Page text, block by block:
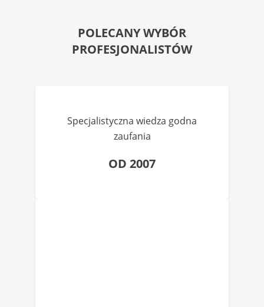
POLECANY WYBÓR
PROFESJONALISTÓW
Specjalistyczna wiedza godna
zaufania
OD 2007